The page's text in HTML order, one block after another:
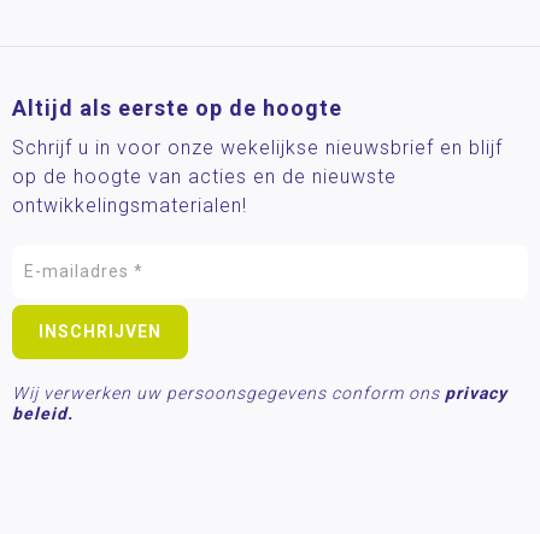
Altijd als eerste op de hoogte
Schrijf u in voor onze wekelijkse nieuwsbrief en blijf
op de hoogte van acties en de nieuwste
ontwikkelingsmaterialen!
Wij verwerken uw persoonsgegevens conform ons privacy
beleid.